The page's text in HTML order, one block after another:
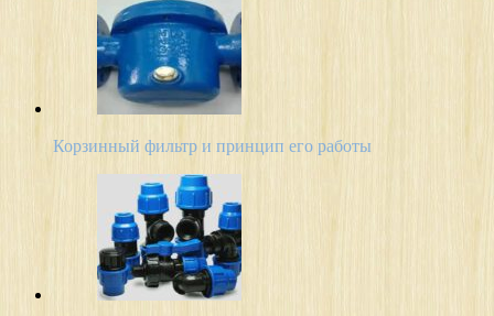
Корзинный фильтр и принцип его работы